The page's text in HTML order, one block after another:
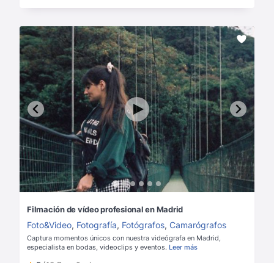
Filmación de vídeo profesional en Madrid
Foto&Video, Fotografía, Fotógrafos, Camarógrafos
Captura momentos únicos con nuestra videógrafa en Madrid,
especialista en bodas, videoclips y eventos. Leer más